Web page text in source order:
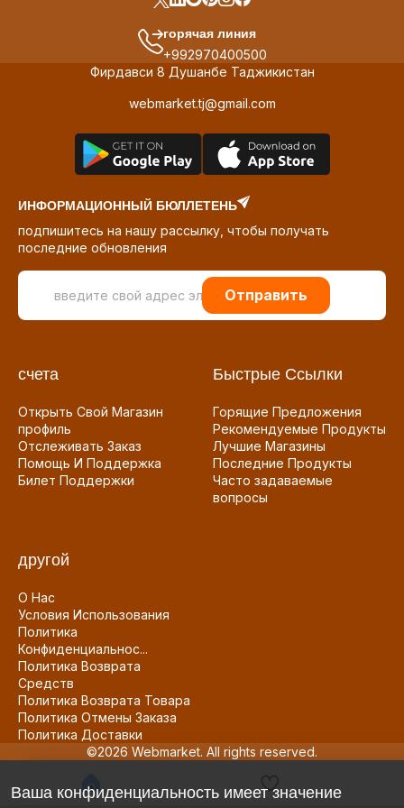
горячая линия
+992970400500
Фирдавси 8 Душанбе Таджикистан
webmarket.tj@gmail.com
ИНФОРМАЦИОННЫЙ БЮЛЛЕТЕНЬ
подпишитесь на нашу рассылку, чтобы получать
последние обновления
Отправить
счета
Открыть Свой Магазин
профиль
Отслеживать Заказ
Помощь И Поддержка
Билет Поддержки
Быстрые Ссылки
Горящие Предложения
Рекомендуемые Продукты
Лучшие Магазины
Последние Продукты
Часто задаваемые
вопросы
другой
О Нас
Условия Использования
Политика
Конфиденциальнос...
Политика Возврата
Средств
Политика Возврата Товара
Политика Отмены Заказа
Политика Доставки
©2026 Webmarket. All rights reserved.
Ваша конфиденциальность имеет значение